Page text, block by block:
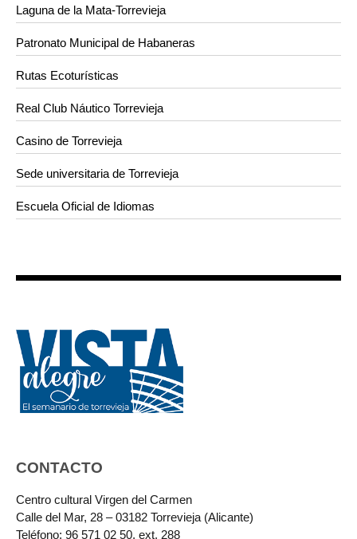
Laguna de la Mata-Torrevieja
Patronato Municipal de Habaneras
Rutas Ecoturísticas
Real Club Náutico Torrevieja
Casino de Torrevieja
Sede universitaria de Torrevieja
Escuela Oficial de Idiomas
CONTACTO
Centro cultural Virgen del Carmen
Calle del Mar, 28 – 03182 Torrevieja (Alicante)
Teléfono: 96 571 02 50, ext. 288